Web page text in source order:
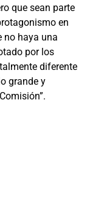
que sean parte
en
no haya una
por los
diferente
grande y